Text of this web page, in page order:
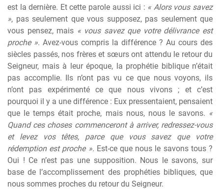
est la dernière. Et cette parole aussi ici : « Alors vous savez
», pas seulement que vous supposez, pas seulement que
vous pensez, mais « vous savez que votre délivrance est
proche ». Avez-vous compris la différence ? Au cours des
siècles passés, nos frères et sœurs ont attendu le retour du
Seigneur, mais à leur époque, la prophétie biblique n’était
pas accomplie. Ils n’ont pas vu ce que nous voyons, ils
n’ont pas expérimenté ce que nous vivons ; et c’est
pourquoi il y a une différence : Eux pressentaient, pensaient
que le temps était proche, mais nous, nous le savons. «
Quand ces choses commenceront à arriver, redressez-vous
et levez vos têtes, parce que vous savez que votre
rédemption est proche ». Est-ce que nous le savons tous ?
Oui ! Ce n’est pas une supposition. Nous le savons, sur
base de l’accomplissement des prophéties bibliques, que
nous sommes proches du retour du Seigneur.